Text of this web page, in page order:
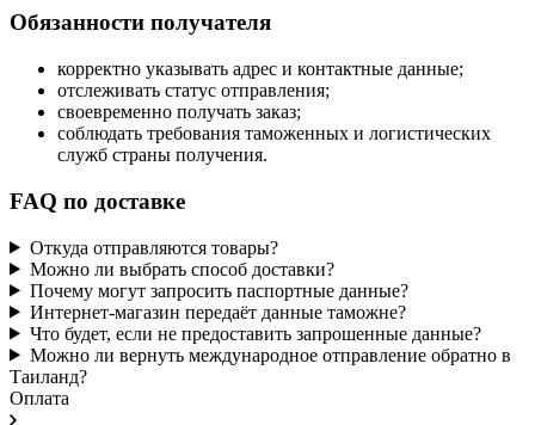
Обязанности получателя
корректно указывать адрес и контактные данные;
отслеживать статус отправления;
своевременно получать заказ;
соблюдать требования таможенных и логистических
служб страны получения.
FAQ по доставке
Откуда отправляются товары?
Можно ли выбрать способ доставки?
Почему могут запросить паспортные данные?
Интернет-магазин передаёт данные таможне?
Что будет, если не предоставить запрошенные данные?
Можно ли вернуть международное отправление обратно в
Таиланд?
Оплата